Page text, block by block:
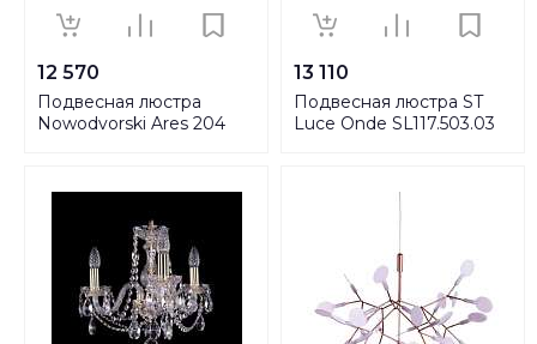
12 570
Подвесная люстра
Nowodvorski Ares 204
13 110
Подвесная люстра ST
Luce Onde SL117.503.03